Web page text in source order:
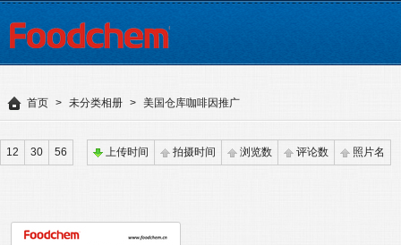
首页 > 未分类相册 > 美国仓库咖啡因推广
12 30 56 上传时间 拍摄时间 浏览数 评论数 照片名